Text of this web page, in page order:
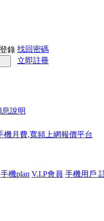
錄 找回密碼
立即註冊
說明
機月費,寬頻上網報價平台
手機plan V.I.P會員 手機用戶